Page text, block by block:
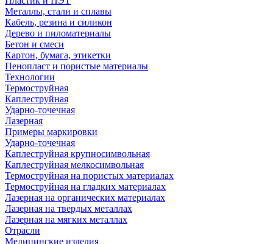
Металлы, стали и сплавы
Кабель, резина и силикон
Дерево и пиломатериалы
Бетон и смеси
Картон, бумага, этикетки
Пенопласт и пористые материалы
Технологии
Термоструйная
Каплеструйная
Ударно-точечная
Лазерная
Примеры маркировки
Ударно-точечная
Каплеструйная крупносимвольная
Каплеструйная мелкосимвольная
Термоструйная на пористых материалах
Термоструйная на гладких материалах
Лазерная на органических материалах
Лазерная на твердых металлах
Лазерная на мягких металлах
Отрасли
Медицинские изделия